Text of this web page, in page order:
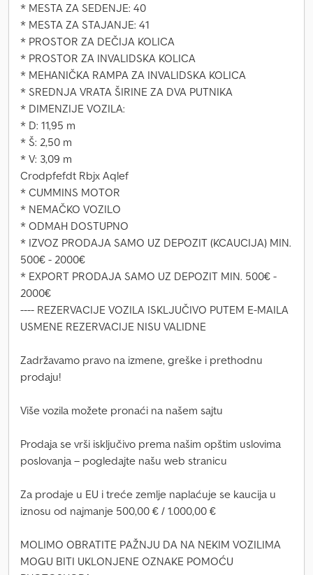
* MESTA ZA SEDENJE: 40
* MESTA ZA STAJANJE: 41
* PROSTOR ZA DEČIJA KOLICA
* PROSTOR ZA INVALIDSKA KOLICA
* MEHANIČKA RAMPA ZA INVALIDSKA KOLICA
* SREDNJA VRATA ŠIRINE ZA DVA PUTNIKA
* DIMENZIJE VOZILA:
* D: 11,95 m
* Š: 2,50 m
* V: 3,09 m
Crodpfefdt Rbjx Aqlef
* CUMMINS MOTOR
* NEMAČKO VOZILO
* ODMAH DOSTUPNO
* IZVOZ PRODAJA SAMO UZ DEPOZIT (KCAUCIJA) MIN.
500€ - 2000€
* EXPORT PRODAJA SAMO UZ DEPOZIT MIN. 500€ -
2000€
---- REZERVACIJE VOZILA ISKLJUČIVO PUTEM E-MAILA
USMENE REZERVACIJE NISU VALIDNE
Zadržavamo pravo na izmene, greške i prethodnu
prodaju!
Više vozila možete pronaći na našem sajtu
Prodaja se vrši isključivo prema našim opštim uslovima
poslovanja – pogledajte našu web stranicu
Za prodaje u EU i treće zemlje naplaćuje se kaucija u
iznosu od najmanje 500,00 € / 1.000,00 €
MOLIMO OBRATITE PAŽNJU DA NA NEKIM VOZILIMA
MOGU BITI UKLONJENE OZNAKE POMOĆU